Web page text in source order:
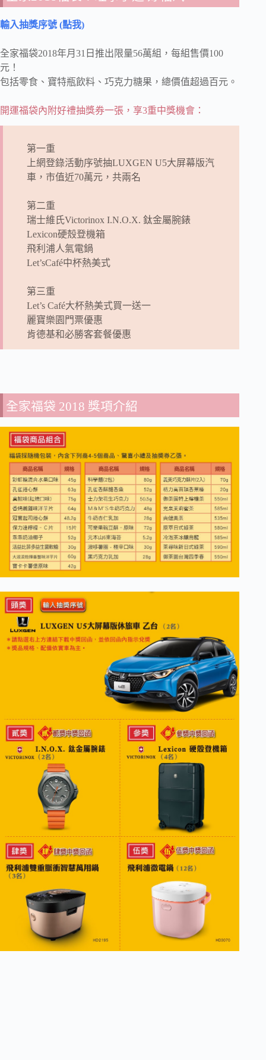
輸入抽獎序號 (點我)
全家福袋2018年月31日推出限量56萬組，每組售價100
元！
包括零食、寶特瓶飲料、巧克力糖果，總價值超過百元。
開運福袋內附好禮抽獎券一張，享3重中獎機會：
第一重
上網登錄活動序號抽LUXGEN U5大屏幕版汽
車，市值近70萬元，共兩名
第二重
瑞士維氏Victorinox I.N.O.X. 鈦金屬腕錶
Lexicon硬殼登機箱
飛利浦人氣電鍋
Let’sCafé中杯熱美式
第三重
Let’s Café大杯熱美式買一送一
麗寶樂園門票優惠
肯德基和必勝客套餐優惠
全家福袋 2018 獎項介紹